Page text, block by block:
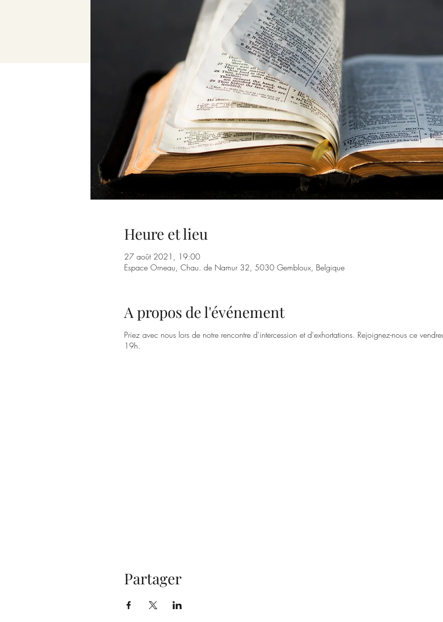
Heure et lieu
27 août 2021, 19:00
Espace Orneau, Chau. de Namur 32, 5030 Gembloux, Belgique
A propos de l'événement
Priez avec nous lors de notre rencontre d'intercession et d'exhortations. Rejoignez-nous ce
19h.
Partager